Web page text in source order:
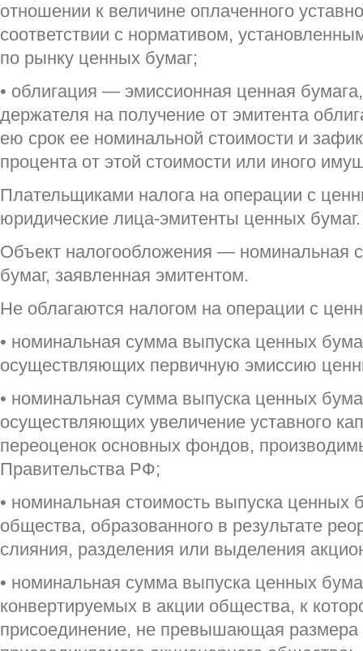
отношении к величине оплаченного
соответствии с нормативом,
по рынку ценных бумаг;
• облигация — эмиссионная ценная
держателя на получение от эмитента
ею срок ее номинальной стоимости и
процента от этой стоимости или иного
Плательщиками налога на операции с
юридические лица-эмитенты ценных бумаг.
Объект налогообложения — номинальная
бумаг, заявленная эмитентом.
Не облагаются налогом на операции с
• номинальная сумма выпуска ценных
осуществляющих первичную эмиссию
• номинальная сумма выпуска ценных
осуществляющих увеличение уставного
переоценок основных фондов,
Правительства РФ;
• номинальная стоимость выпуска ценных
общества, образованного в результате
слияния, разделения или выделения
• номинальная сумма выпуска ценных
конвертируемых в акции общества, к
присоединение, не превышающая размера